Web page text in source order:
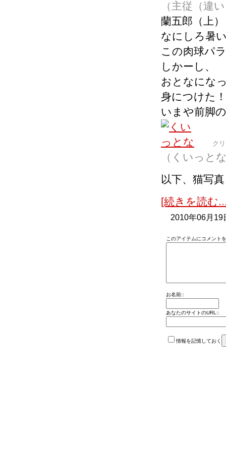
（主従（違
蘭五郎（上
なにしろ暑
この肉球パ
しかーし、
おとなにな
身につけた！
いまや前脚
ク
（くいっと
以下、猫写
[続きを読む
2010年06月
このアイテムにコメント
お名前::
あなたのサイトのURL::
情報を記憶しておく